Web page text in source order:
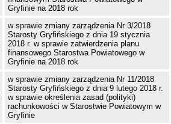
Gryfinie na 2018 rok
w sprawie zmiany zarządzenia Nr 3/2018
Starosty Gryfińskiego z dnia 19 stycznia
2018 r. w sprawie zatwierdzenia planu
finansowego Starostwa Powiatowego w
Gryfinie na 2018 rok
w sprawie zmiany zarządzenia Nr 11/2018
Starosty Gryfińskiego z dnia 9 lutego 2018 r.
w sprawie określenia zasad (polityki)
rachunkowości w Starostwie Powiatowym w
Gryfinie